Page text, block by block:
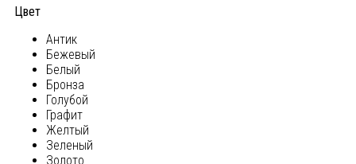
Цвет
Антик
Бежевый
Белый
Бронза
Голубой
Графит
Желтый
Зеленый
Золото